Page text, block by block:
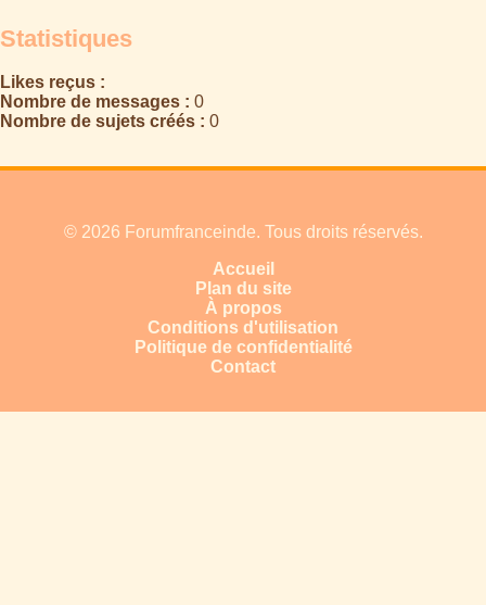
Statistiques
Likes reçus :
Nombre de messages : 0
Nombre de sujets créés : 0
© 2026 Forumfranceinde. Tous droits réservés.
Accueil
Plan du site
À propos
Conditions d'utilisation
Politique de confidentialité
Contact